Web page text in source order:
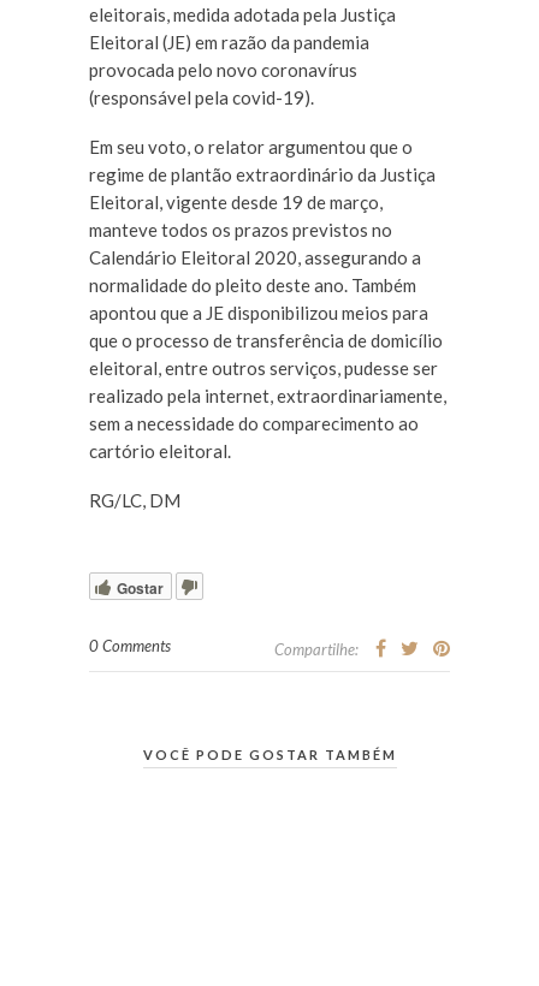
eleitorais, medida adotada pela Justiça
Eleitoral (JE) em razão da pandemia
provocada pelo novo coronavírus
(responsável pela covid-19).
Em seu voto, o relator argumentou que o
regime de plantão extraordinário da Justiça
Eleitoral, vigente desde 19 de março,
manteve todos os prazos previstos no
Calendário Eleitoral 2020, assegurando a
normalidade do pleito deste ano. Também
apontou que a JE disponibilizou meios para
que o processo de transferência de domicílio
eleitoral, entre outros serviços, pudesse ser
realizado pela internet, extraordinariamente,
sem a necessidade do comparecimento ao
cartório eleitoral.
RG/LC, DM
Gostar
0 Comments Compartilhe:
VOCÊ PODE GOSTAR TAMBÉM